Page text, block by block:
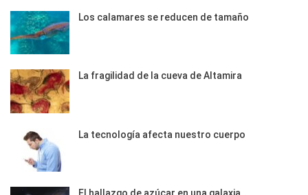
Los calamares se reducen de tamaño
La fragilidad de la cueva de Altamira
La tecnología afecta nuestro cuerpo